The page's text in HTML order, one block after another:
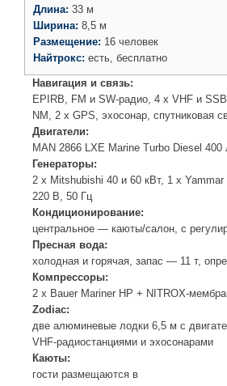
Длина: 33 м
Ширина: 8,5 м
Размещение: 16 человек
Найтрокс: есть, бесплатно
Навигация и связь:
EPIRB, FM и SW-радио, 4 х VHF и
NM, 2 x GPS, эхосонар, спутниковая
Двигатели:
MAN 2866 LXE Marine Turbo Diesel 400
Генераторы:
2 х Mitshubishi 40 и 60 кВт, 1 х
220 В, 50 Гц
Кондиционирование:
центральное — каюты/салон, с
Пресная вода:
холодная и горячая, запас — 11 т,
Компрессоры:
2 х Bauer Mariner HP + NITROX-
Zodiac:
две алюминевые лодки 6,5 м с
VHF-радиостанциями и эхосонарами
Каюты:
гости размещаются в